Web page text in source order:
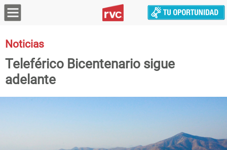
Noticias
Teleférico Bicentenario sigue
adelante